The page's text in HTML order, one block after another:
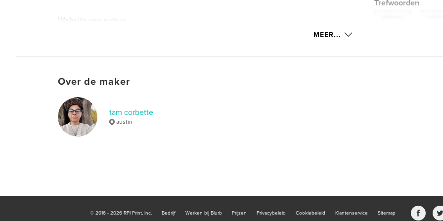
Website van auteur
Trefwoorden
MEER...
Over de maker
tam corbette
austin
© 2016 - 2026 RPI Print, Inc. Bedrijf Werken bij Blurb Prijzen Privacybeleid Cookiebeleid Klantenservice Sitemap